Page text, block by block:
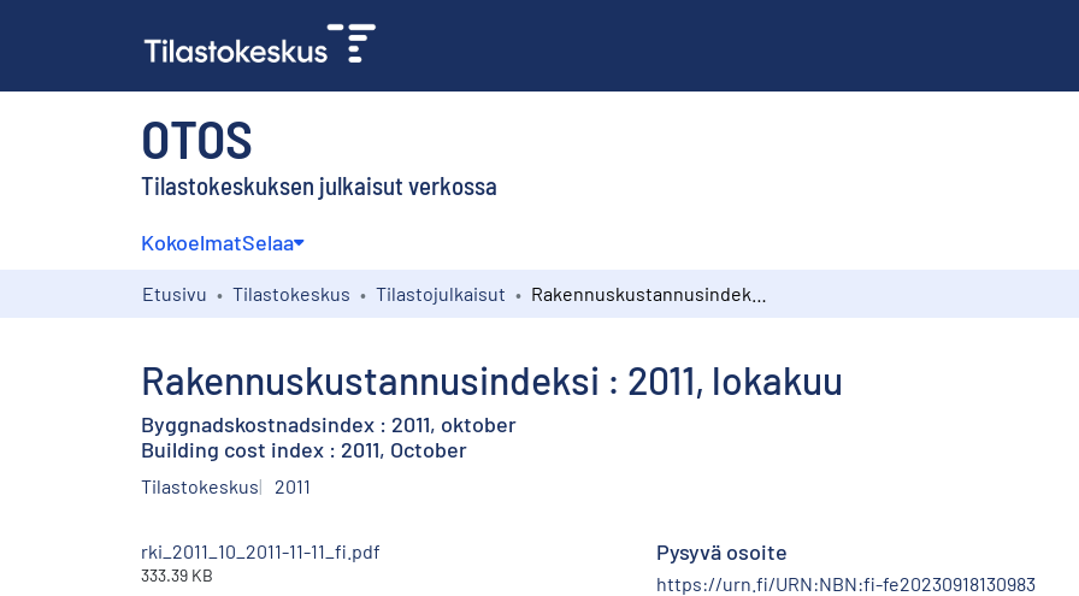
OTOS
Tilastokeskuksen julkaisut verkossa
KokoelmatSelaa
Etusivu Tilastokeskus Tilastojulkaisut
Rakennuskustannusindeksi : 2011, lokakuu
Byggnadskostnadsindex : 2011, oktober
Building cost index : 2011, October
Tilastokeskus 2011
rki_2011_10_2011-11-11_fi.pdf
333.39 KB
Pysyvä osoite
https://urn.fi/URN:NBN:fi-fe20230918130983